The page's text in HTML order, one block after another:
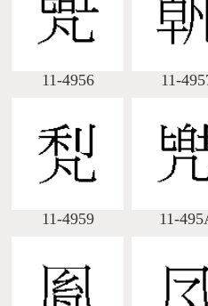
11-4956 11-
11-4959 11-